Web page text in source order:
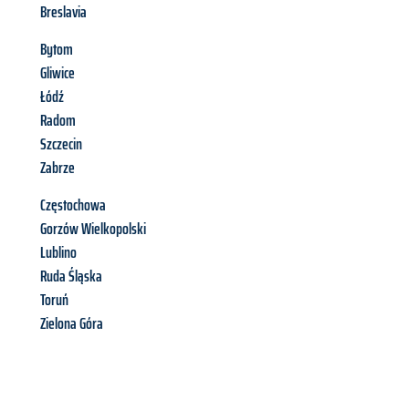
Breslavia
Bytom
Gliwice
Łódź
Radom
Szczecin
Zabrze
Częstochowa
Gorzów Wielkopolski
Lublino
Ruda Śląska
Toruń
Zielona Góra